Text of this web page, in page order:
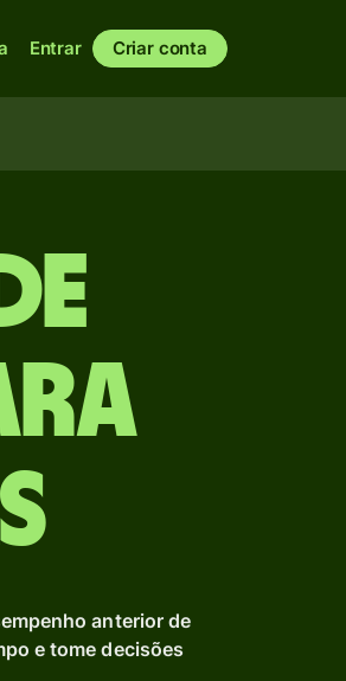
Entrar Criar conta
anterior de
e tome decisões